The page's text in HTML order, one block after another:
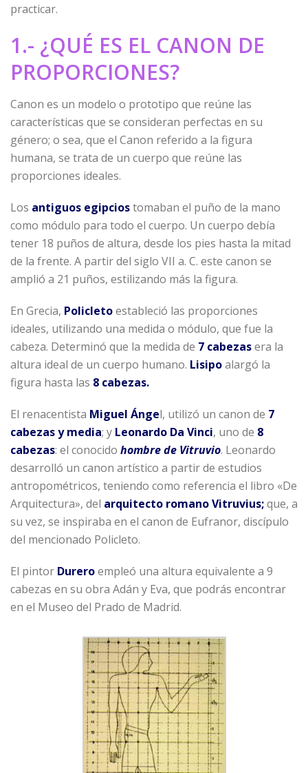
practicar.
1.- ¿QUÉ ES EL CANON DE
PROPORCIONES?
Canon es un modelo o prototipo que reúne las
características que se consideran perfectas en su
género; o sea, que el Canon referido a la figura
humana, se trata de un cuerpo que reúne las
proporciones ideales.
Los antiguos egipciostomaban el puño de la mano
como módulo para todo el cuerpo. Un cuerpo debía
tener 18 puños de altura, desde los pies hasta la mitad
de la frente. A partir del siglo VII a. C. este canon se
amplió a 21 puños, estilizando más la figura.
En Grecia, Policletoestableció las proporciones
ideales, utilizando una medida o módulo, que fue la
cabeza. Determinó que la medida de 7 cabezasera la
altura ideal de un cuerpo humano. Lisipoalargó la
figura hasta las 8 cabezas.
El renacentista Miguel Ángel, utilizó un canon de 7
cabezas y media; y Leonardo Da Vinci, uno de 8
cabezas: el conocido hombre de Vitruvio. Leonardo
desarrolló un canon artístico a partir de estudios
antropométricos, teniendo como referencia el libro «De
Arquitectura», del arquitecto romano Vitruvius;que, a
su vez, se inspiraba en el canon de Eufranor, discípulo
del mencionado Policleto.
El pintor Dureroempleó una altura equivalente a 9
cabezas en su obra Adán y Eva, que podrás encontrar
en el Museo del Prado de Madrid.